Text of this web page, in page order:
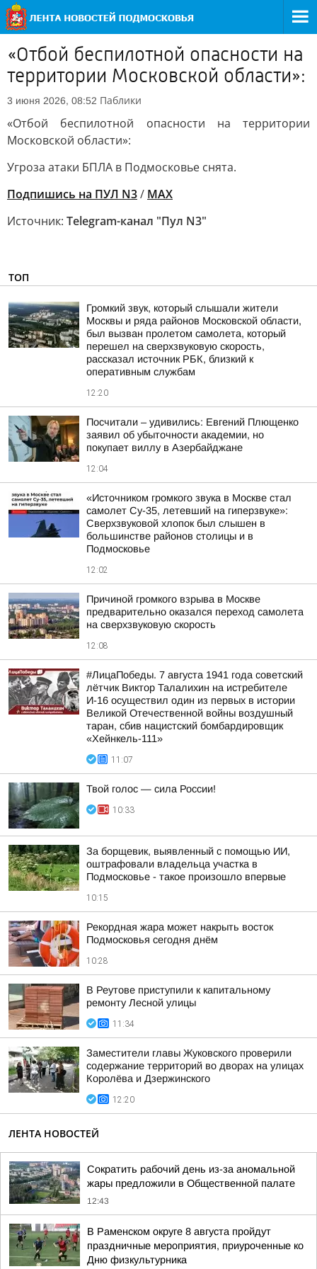
«Отбой беспилотной опасности на
территории Московской области»:
3 июня 2026, 08:52 Паблики
«Отбой беспилотной опасности на территории
Московской области»:
Угроза атаки БПЛА в Подмосковье снята.
Подпишись на ПУЛ N3/ MAX
Источник: Telegram-канал "Пул N3"
ТОП
Громкий звук, который слышали жители
Москвы и ряда районов Московской области,
был вызван пролетом самолета, который
перешел на сверхзвуковую скорость,
рассказал источник РБК, близкий к
оперативным службам
12:20
Посчитали – удивились: Евгений Плющенко
заявил об убыточности академии, но
покупает виллу в Азербайджане
12:04
«Источником громкого звука в Москве стал
самолет Су-35, летевший на гиперзвуке»:
Сверхзвуковой хлопок был слышен в
большинстве районов столицы и в
Подмосковье
12:02
Причиной громкого взрыва в Москве
предварительно оказался переход самолета
на сверхзвуковую скорость
12:08
#ЛицаПобеды. 7 августа 1941 года советский
лётчик Виктор Талалихин на истребителе
И-16 осуществил один из первых в истории
Великой Отечественной войны воздушный
таран, сбив нацистский бомбардировщик
«Хейнкель-111»
11:07
Твой голос — сила России!
10:33
За борщевик, выявленный с помощью ИИ,
оштрафовали владельца участка в
Подмосковье - такое произошло впервые
10:15
Рекордная жара может накрыть восток
Подмосковья сегодня днём
10:28
В Реутове приступили к капитальному
ремонту Лесной улицы
11:34
Заместители главы Жуковского проверили
содержание территорий во дворах на улицах
Королёва и Дзержинского
12:20
ЛЕНТА НОВОСТЕЙ
Сократить рабочий день из-за аномальной
жары предложили в Общественной палате
12:43
В Раменском округе 8 августа пройдут
праздничные мероприятия, приуроченные ко
Дню физкультурника